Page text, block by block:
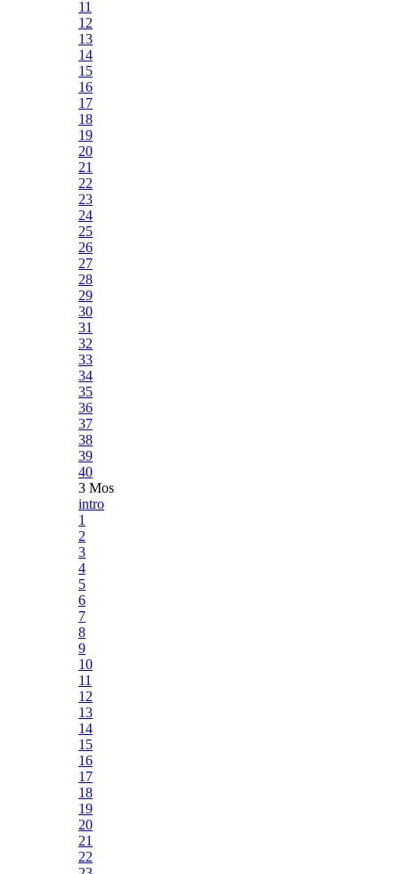
11
12
13
14
15
16
17
18
19
20
21
22
23
24
25
26
27
28
29
30
31
32
33
34
35
36
37
38
39
40
3 Mos
intro
1
2
3
4
5
6
7
8
9
10
11
12
13
14
15
16
17
18
19
20
21
22